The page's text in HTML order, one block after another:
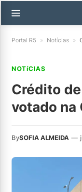
Portal R5 » Notícias »
NOTíCIAS
Crédito
votado na
BySOFIA ALMEIDA —